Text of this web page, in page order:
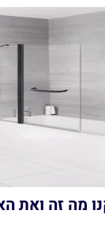
מה זה ואת